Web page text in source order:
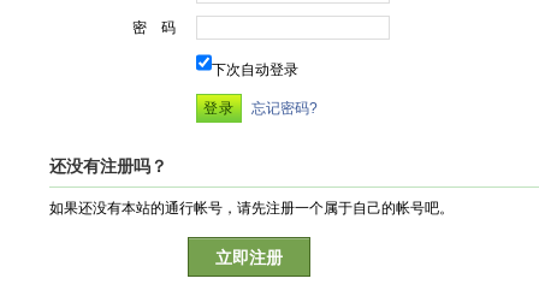
密 码
下次自动登录
忘记密码?
还没有注册吗？
如果还没有本站的通行帐号，请先注册一个属于自己的帐号吧。
立即注册